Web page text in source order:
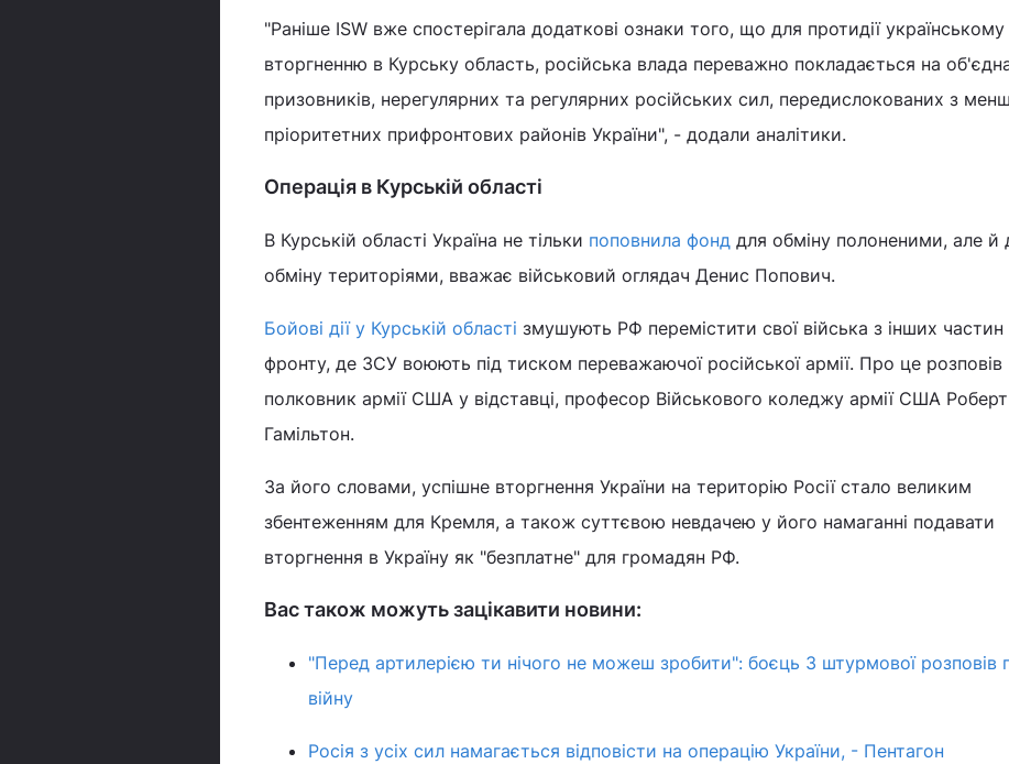
"Раніше ISW вже спостерігала додаткові ознаки того, що для протидії українському
вторгненню в Курську область, російська влада переважно покладається на
призовників, нерегулярних та регулярних російських сил, передислокованих з менш
пріоритетних прифронтових районів України", - додали аналітики.
Операція в Курській області
В Курській області Україна не тільки поповнила фонд для обміну полоненими, але й
обміну територіями, вважає військовий оглядач Денис Попович.
Бойові дії у Курській області змушують РФ перемістити свої війська з інших частин
фронту, де ЗСУ воюють під тиском переважаючої російської армії. Про це розповів
полковник армії США у відставці, професор Військового коледжу армії США Роберт
Гамільтон.
За його словами, успішне вторгнення України на територію Росії стало великим
збентеженням для Кремля, а також суттєвою невдачею у його намаганні подавати
вторгнення в Україну як "безплатне" для громадян РФ.
Вас також можуть зацікавити новини:
"Перед артилерією ти нічого не можеш зробити": боєць 3 штурмової розповів
війну
Росія з усіх сил намагається відповісти на операцію України, - Пентагон